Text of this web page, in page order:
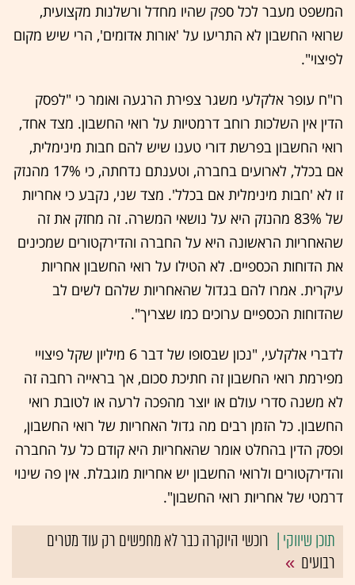
המשפט מעבר לכל ספק שהיו מחדל ורשלנות מקצועית,
שרואי החשבון לא התריעו על 'אורות אדומים', הרי שיש מקום
לפיצוי".
רו"ח עופר אלקלעי משגר צפירת הרגעה ואומר כי "לפסק
הדין אין השלכות רוחב דרמטיות על רואי החשבון. מצד אחד,
רואי החשבון בפרשת דורי טענו שיש להם חבות מינימלית,
אם בכלל, לארועים בחברה, וטענתם נדחתה, כי 17% מהנזק
זו לא 'חבות מינימלית אם בכלל'. מצד שני, נקבע כי אחריות
של 83% מהנזק היא על נושאי המשרה. זה מחזק את זה
שהאחריות הראשונה היא על החברה והדירקטורים שמכינים
את הדוחות הכספיים. לא הטילו על רואי החשבון אחריות
עיקרית. אמרו להם בגדול שהאחריות שלהם לשים לב
שהדוחות הכספיים ערוכים כמו שצריך".
לדברי אלקלעי, "נכון שבסופו של דבר 6 מיליון שקל פיצויי
מפירמת רואי החשבון זה חתיכת סכום, אך בראייה רחבה זה
לא משנה סדרי עולם או יוצר מהפכה לרעה או לטובת רואי
החשבון. כל הזמן רבים מה גדול האחריות של רואי החשבון,
ופסק הדין בהחלט אומר שהאחריות היא קודם כל על החברה
והדירקטורים ולרואי החשבון יש אחריות מוגבלת. אין פה שינוי
דרמטי של אחריות רואי החשבון".
רוכשי היוקרה כבר לא מחפשים רק עוד מטרים
רבועים